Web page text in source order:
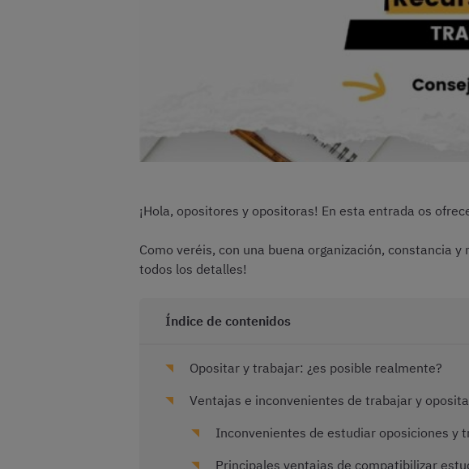
¡Hola, opositores y opositoras! En esta entrada os
Como veréis, con una buena organización, constancia
todos los detalles!
Índice de contenidos
Opositar y trabajar: ¿es posible realmente?
Ventajas e inconvenientes de trabajar y
Inconvenientes de estudiar oposiciones y
Principales ventajas de compatibilizar